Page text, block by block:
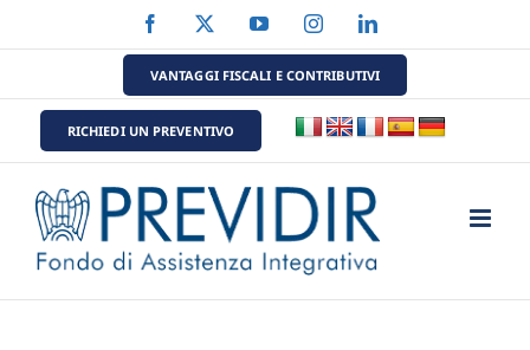
al
Facebook YouTubeInstagramLinkedIn
VANTAGGI FISCALI E CONTRIBUTIVI
RICHIEDI UN PREVENTIVO